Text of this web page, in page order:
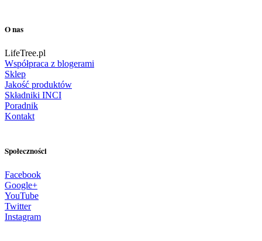
O nas
LifeTree.pl
Współpraca z blogerami
Sklep
Jakość produktów
Składniki INCI
Poradnik
Kontakt
Społeczności
Facebook
Google+
YouTube
Twitter
Instagram